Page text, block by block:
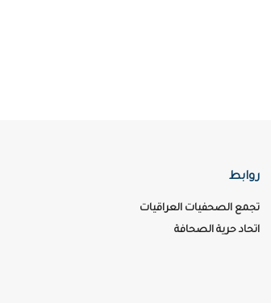
روابط
تجمع الصحفيات العراقيات
اتحاد حرية الصحافة